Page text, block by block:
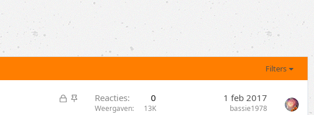
Filters
G S
Reacties 0
Weergaven 13K
1 feb 2017
bassie1978